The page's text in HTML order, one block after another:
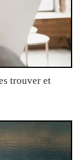
trouver et